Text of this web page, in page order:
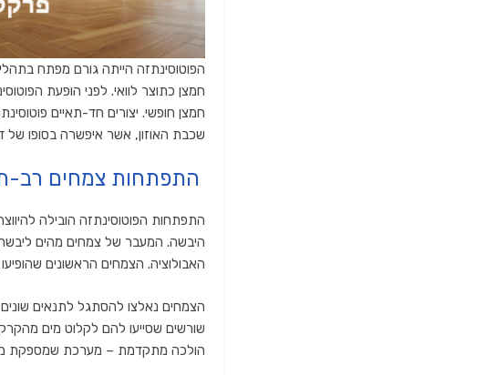
הפוטוסינתזה הייתה גורם מפתח
חמצן כתוצר לוואי. לפני הופעת
חמצן חופשי. יצורים חד-תאיים
שכבת האוזון, אשר איפשרה בסופו
התפתחות צמחים רב-
התפתחות הפוטוסינתזה הובילה
האבולוציה. הצמחים הראשונים
הצמחים נאלצו להסתגל לתנאים
שורשים שסייעו להם לקלוט מים
הולכה מתקדמת – מערכת שמספקת